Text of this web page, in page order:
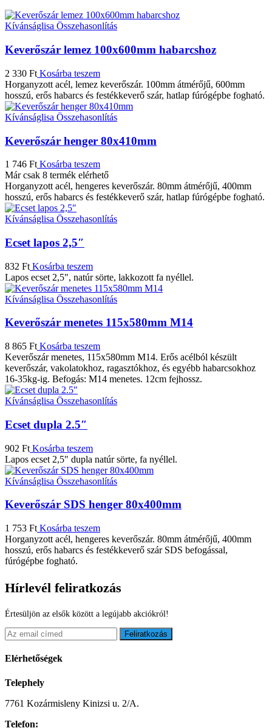
Kívánságlisa Összehasonlítás
Keverőszár lemez 100x600mm habarcshoz
2 330 Ft Kosárba teszem
Horganyzott acél, lemez keverőszár. 100mm átmérőjű, 600mm
hosszú, erős habarcs és festékkeverő szár, hatlap fúrógépbe fogható.
Kívánságlisa Összehasonlítás
Keverőszár henger 80x410mm
1 746 Ft Kosárba teszem
Már csak 8 termék elérhető
Horganyzott acél, hengeres keverőszár. 80mm átmérőjű, 400mm
hosszú, erős habarcs és festékkeverő szár, hatlap fúrógépbe fogható.
Kívánságlisa Összehasonlítás
Ecset lapos 2,5″
832 Ft Kosárba teszem
Lapos ecset 2,5", natúr sörte, lakkozott fa nyéllel.
Kívánságlisa Összehasonlítás
Keverőszár menetes 115x580mm M14
8 865 Ft Kosárba teszem
Keverőszár menetes, 115x580mm M14. Erős acélból készült
keverőszár, vakolatokhoz, ragasztókhoz, és egyébb habarcsokhoz
16-35kg-ig. Befogás: M14 menetes. 12cm fejhossz.
Kívánságlisa Összehasonlítás
Ecset dupla 2.5″
902 Ft Kosárba teszem
Lapos ecset 2,5" dupla natúr sörte, fa nyéllel.
Kívánságlisa Összehasonlítás
Keverőszár SDS henger 80x400mm
1 753 Ft Kosárba teszem
Horganyzott acél, hengeres keverőszár. 80mm átmérőjű, 400mm
hosszú, erős habarcs és festékkeverő szár SDS befogással,
fúrógépbe fogható.
Hírlevél feliratkozás
Értesüljön az elsők között a legújabb akciókról!
Feliratkozás
Elérhetőségek
Telephely
7761 Kozármisleny Kinizsi u. 2/A.
Telefon: